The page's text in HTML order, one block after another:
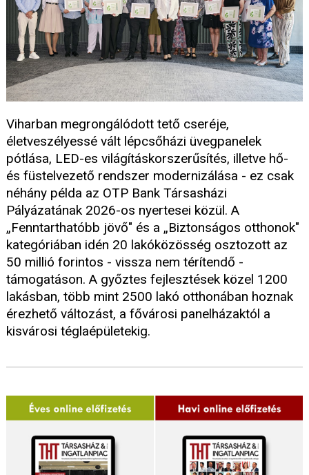
Viharban megrongálódott tető cseréje,
életveszélyessé vált lépcsőházi üvegpanelek
pótlása, LED-es világításkorszerűsítés, illetve hő-
és füstelvezető rendszer modernizálása - ez csak
néhány példa az OTP Bank Társasházi
Pályázatának 2026-os nyertesei közül. A
„Fenntarthatóbb jövő" és a „Biztonságos otthonok"
kategóriában idén 20 lakóközösség osztozott az
50 millió forintos - vissza nem térítendő -
támogatáson. A győztes fejlesztések közel 1200
lakásban, több mint 2500 lakó otthonában hoznak
érezhető változást, a fővárosi panelházaktól a
kisvárosi téglaépületekig.